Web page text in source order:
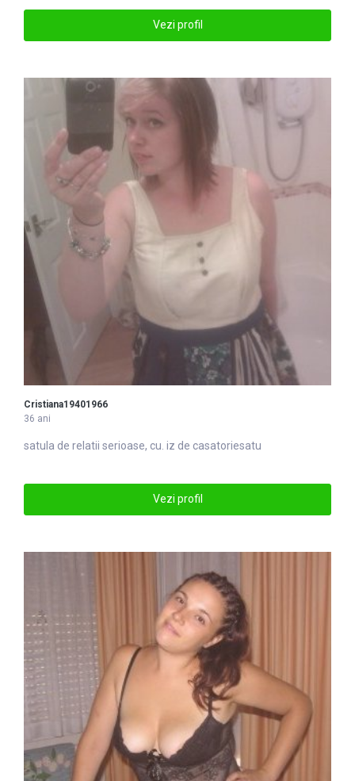
Vezi profil
Cristiana19401966
36 ani
satu la de relatii serioase, cu. iz de casatoriesatu
Vezi profil